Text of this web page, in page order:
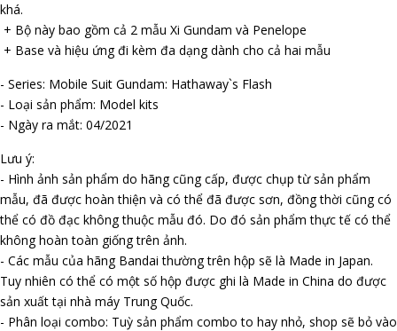
khá.
+ Bộ này bao gồm cả 2 mẫu Xi Gundam và Penelope
+ Base và hiệu ứng đi kèm đa dạng dành cho cả hai mẫu
- Series: Mobile Suit Gundam: Hathaway`s Flash
- Loại sản phẩm: Model kits
- Ngày ra mắt: 04/2021
Lưu ý:
- Hình ảnh sản phẩm do hãng cũng cấp, được chụp từ sản phẩm
mẫu, đã được hoàn thiện và có thể đã được sơn, đồng thời cũng có
thể có đồ đạc không thuộc mẫu đó. Do đó sản phẩm thực tế có thể
không hoàn toàn giống trên ảnh.
- Các mẫu của hãng Bandai thường trên hộp sẽ là Made in Japan.
Tuy nhiên có thể có một số hộp được ghi là Made in China do được
sản xuất tại nhà máy Trung Quốc.
- Phân loại combo: Tuỳ sản phẩm combo to hay nhỏ, shop sẽ bỏ vào